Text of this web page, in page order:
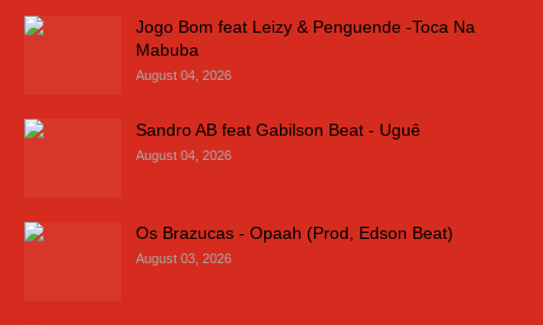
Jogo Bom feat Leizy & Penguende -Toca Na
Mabuba
August 04, 2026
Sandro AB feat Gabilson Beat - Uguê
August 04, 2026
Os Brazucas - Opaah (Prod, Edson Beat)
August 03, 2026